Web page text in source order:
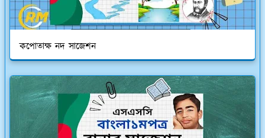
কপোতাক্ষ নদ সাজেশন